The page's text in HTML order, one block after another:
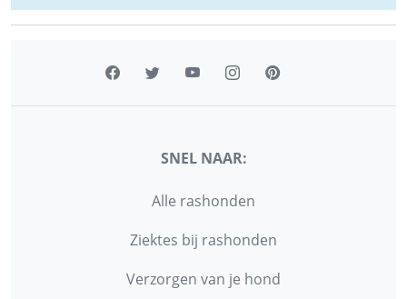
SNEL NAAR:
Alle rashonden
Ziektes bij rashonden
Verzorgen van je hond